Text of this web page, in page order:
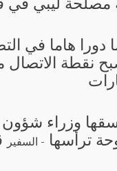
دورا هاما في
نقطة الاتصال
وزراء
ترأسها - السفير